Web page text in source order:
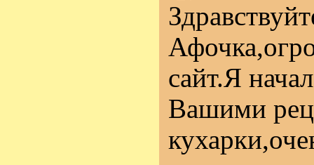
сайт.Я
Вашими